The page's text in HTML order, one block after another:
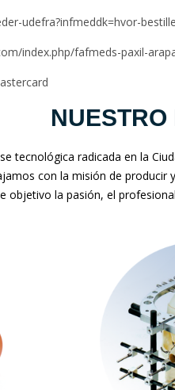
udefra?infmeddk=hvor-
index.php/fafmeds-paxil-
tecnológica radicada en la
con la misión de
objetivo la pasión, el